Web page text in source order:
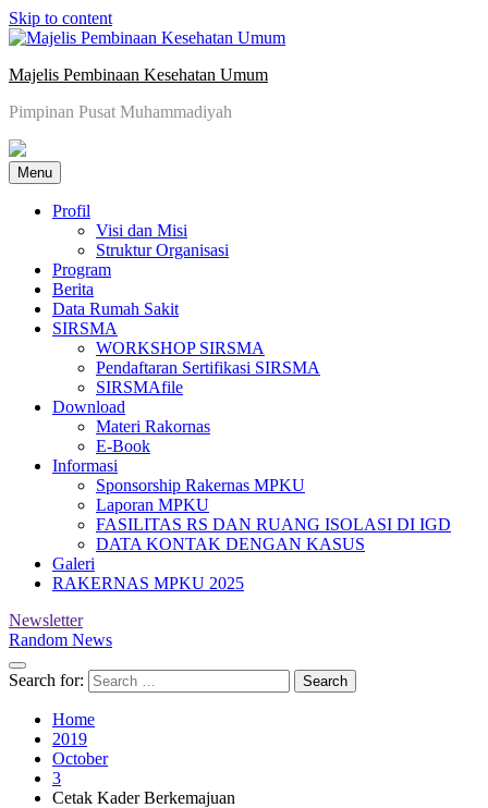
Skip to content
Majelis Pembinaan Kesehatan Umum
Pimpinan Pusat Muhammadiyah
Menu
Profil
Visi dan Misi
Struktur Organisasi
Program
Berita
Data Rumah Sakit
SIRSMA
WORKSHOP SIRSMA
Pendaftaran Sertifikasi SIRSMA
SIRSMAfile
Download
Materi Rakornas
E-Book
Informasi
Sponsorship Rakernas MPKU
Laporan MPKU
FASILITAS RS DAN RUANG ISOLASI DI IGD
DATA KONTAK DENGAN KASUS
Galeri
RAKERNAS MPKU 2025
Newsletter
Random News
Search for:
Home
2019
October
3
Cetak Kader Berkemajuan